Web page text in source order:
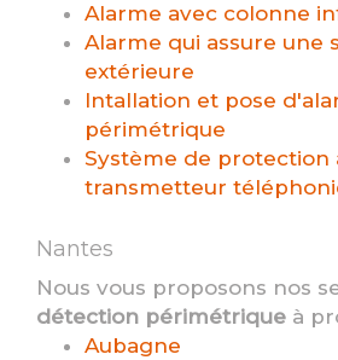
Alarme avec colonne
Alarme qui assure une
extérieure
Intallation et pose
périmétrique
Système de protection
transmetteur
Nantes
Nous vous proposons nos
détection périmétrique à
Aubagne